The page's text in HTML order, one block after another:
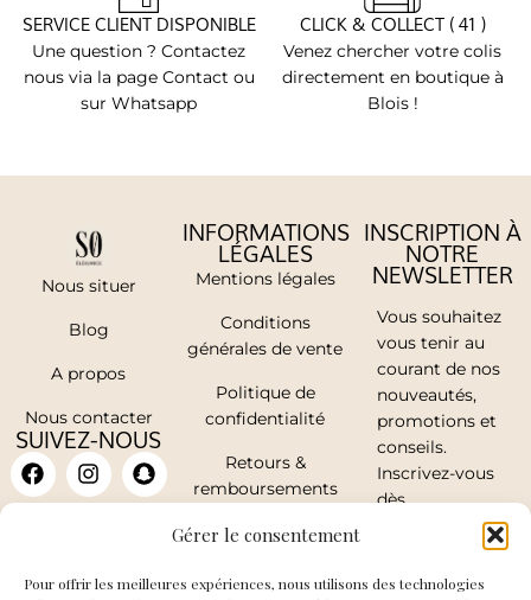
Gérer le consentement
Pour offrir les meilleures expériences, nous utilisons des technologies
SERVICE CLIENT DISPONIBLE
Une question ? Contactez
nous via la page Contact ou
sur Whatsapp
CLICK & COLLECT ( 41 )
Venez chercher votre colis
directement en boutique à
Blois !
Nous situer
Blog
A propos
Nous contacter
SUIVEZ-NOUS
INFORMATIONS
LÉGALES
Mentions légales
Conditions
générales de vente
Politique de
confidentialité
Retours &
remboursements
Mon compte
INSCRIPTION À
NOTRE
NEWSLETTER
Vous souhaitez
vous tenir au
courant de nos
nouveautés,
promotions et
conseils.
Inscrivez-vous
dès